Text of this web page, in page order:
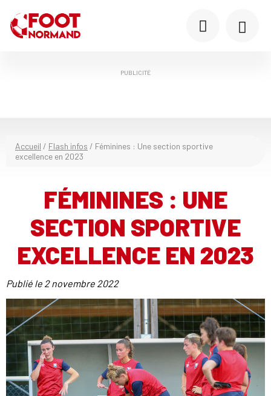
PUBLICITÉ
Accueil / Flash infos / Féminines : Une section sportive
excellence en 2023
FÉMININES : UNE
SECTION SPORTIVE
EXCELLENCE EN 2023
Publié le 2 novembre 2022